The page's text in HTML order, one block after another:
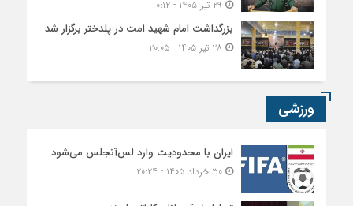
بزرگداشت امام شهید امت در پلدختر برگزار شد
ورزشی
ایران با محدودیت وارد لس‌آنجلس می‌شود
۳۰ خرداد ۱۴۰۵ - ۲۰:۲۴